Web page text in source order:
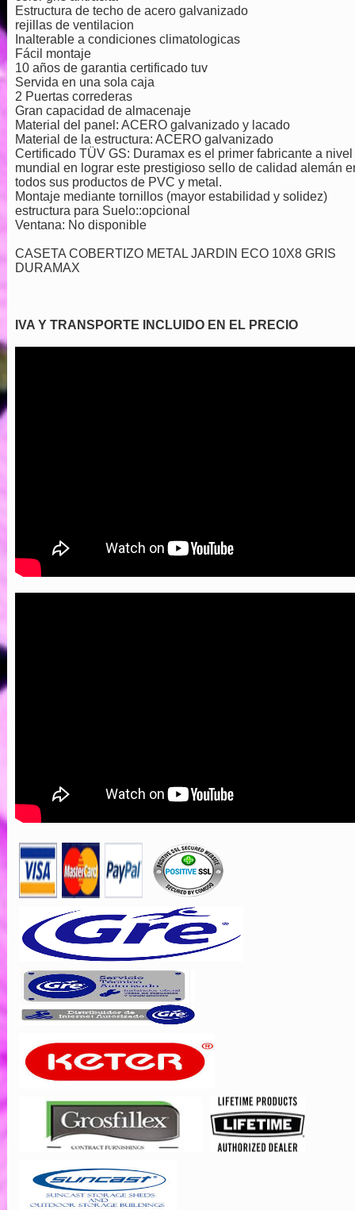
Estructura de techo de acero galvanizado
rejillas de ventilacion
Inalterable a condiciones climatologicas
Fácil montaje
10 años de garantia certificado tuv
Servida en una sola caja
2 Puertas correderas
Gran capacidad de almacenaje
Material del panel: ACERO galvanizado y lacado
Material de la estructura: ACERO galvanizado
Certificado TÜV GS: Duramax es el primer fabricante a nivel
mundial en lograr este prestigioso sello de calidad alemán
todos sus productos de PVC y metal.
Montaje mediante tornillos (mayor estabilidad y solidez)
estructura para Suelo::opcional
Ventana: No disponible
CASETA COBERTIZO METAL JARDIN ECO 10X8 GRIS
DURAMAX
IVA Y TRANSPORTE INCLUIDO EN EL PRECIO